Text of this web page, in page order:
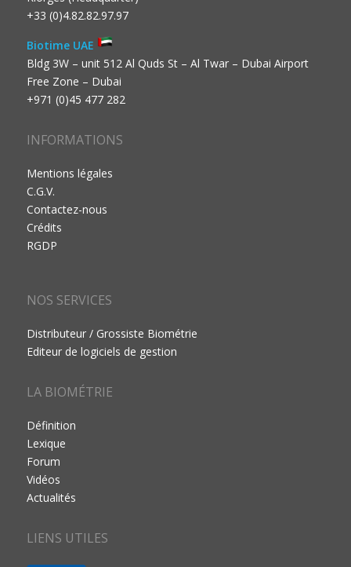
+33 (0)4.82.82.97.97
Biotime UAE
Bldg 3W – unit 512 Al Quds St – Al Twar – Dubai Airport
Free Zone – Dubai
+971 (0)45 477 282
INFORMATIONS
Mentions légales
C.G.V.
Contactez-nous
Crédits
RGDP
NOS SERVICES
Distributeur / Grossiste Biométrie
Editeur de logiciels de gestion
LA BIOMÉTRIE
Définition
Lexique
Forum
Vidéos
Actualités
LIENS UTILES